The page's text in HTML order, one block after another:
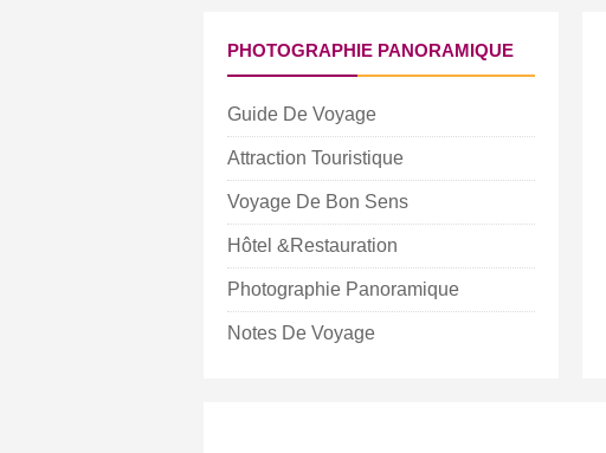
PHOTOGRAPHIE PANORAMIQUE
Guide De Voyage
Attraction Touristique
Voyage De Bon Sens
Hôtel &Restauration
Photographie Panoramique
Notes De Voyage